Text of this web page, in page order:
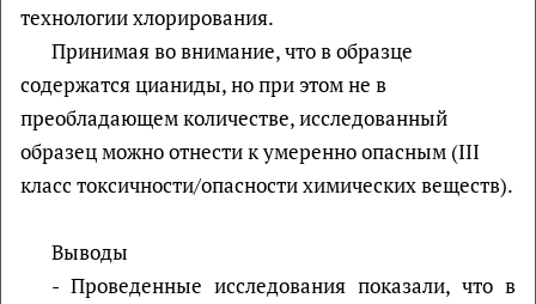
технологии хлорирования.
Принимая во внимание, что в образце
содержатся цианиды, но при этом не в
преобладающем количестве, исследованный
образец можно отнести к умеренно опасным (III
класс токсичности/опасности химических веществ).
Выводы
- Проведенные исследования показали, что в